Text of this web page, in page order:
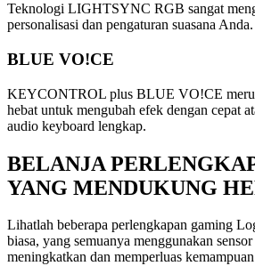
Teknologi LIGHTSYNC RGB sangat
personalisasi dan pengaturan suasana Anda.
BLUE VO!CE
KEYCONTROL plus BLUE VO!CE
hebat untuk mengubah efek dengan cepat
audio keyboard lengkap.
BELANJA
YANG MENDUKUNG
Lihatlah beberapa perlengkapan gaming
biasa, yang semuanya menggunakan
meningkatkan dan memperluas kemampuan